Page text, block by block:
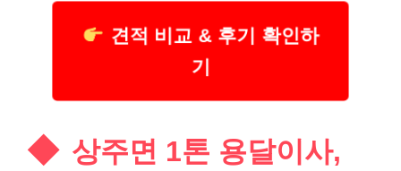
견적 비교 & 후기 확인하
기
상주면 1톤 용달이사,